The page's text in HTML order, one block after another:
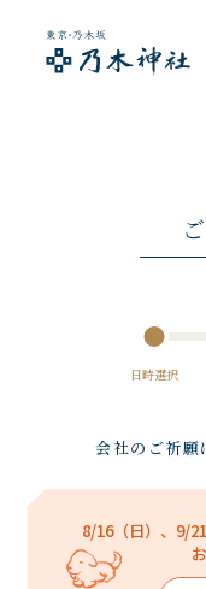
日時選択
会社のご祈願
8/16（日）、9/